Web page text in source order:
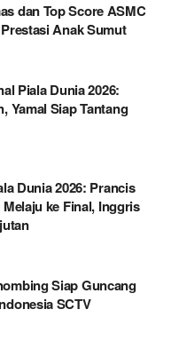
dan Top Score ASMC
Anak Sumut
Piala Dunia 2026:
Yamal Siap Tantang
Dunia 2026: Prancis
ke Final, Inggris
Siap Guncang
SCTV